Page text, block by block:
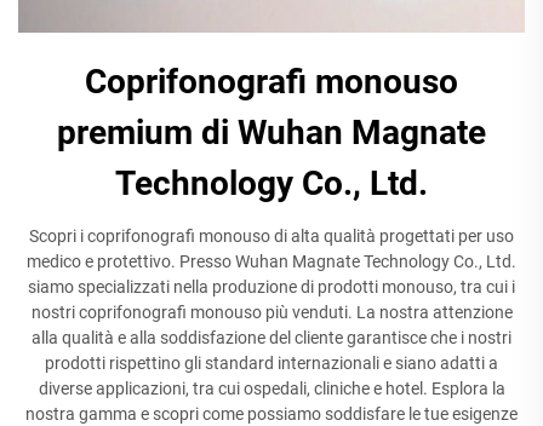
Coprifonografi monouso
premium di Wuhan Magnate
Technology Co., Ltd.
Scopri i coprifonografi monouso di alta qualità progettati per uso
medico e protettivo. Presso Wuhan Magnate Technology Co., Ltd.
siamo specializzati nella produzione di prodotti monouso, tra cui i
nostri coprifonografi monouso più venduti. La nostra attenzione
alla qualità e alla soddisfazione del cliente garantisce che i nostri
prodotti rispettino gli standard internazionali e siano adatti a
diverse applicazioni, tra cui ospedali, cliniche e hotel. Esplora la
nostra gamma e scopri come possiamo soddisfare le tue esigenze